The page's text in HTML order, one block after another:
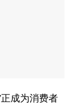
成为消费者